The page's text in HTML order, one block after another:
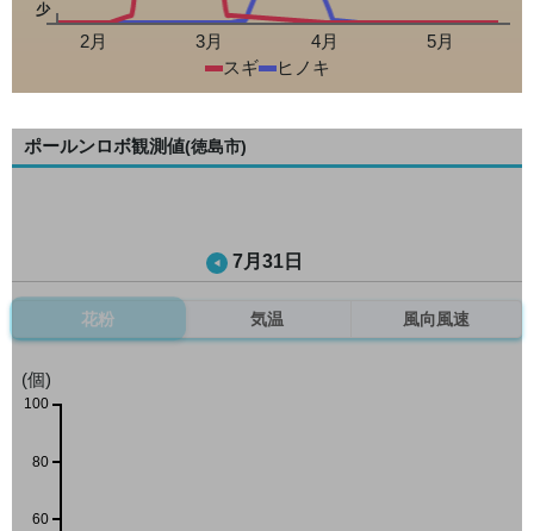
少
2月 3月 4月
5月
スギ
ヒノキ
ポールンロボ観測値(徳島市)
7月31日
花粉 気温 風向風速
(個)
60
80
100